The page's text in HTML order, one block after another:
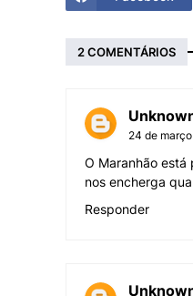
2 COMENTÁRIOS
24 de
O Maranhão está
nos encherga
Responder